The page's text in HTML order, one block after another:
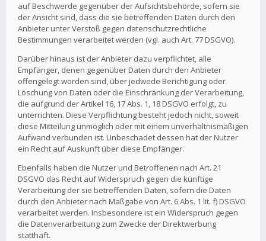
auf Beschwerde gegenüber der Aufsichtsbehörde, sofern sie
der Ansicht sind, dass die sie betreffenden Daten durch den
Anbieter unter Verstoß gegen datenschutzrechtliche
Bestimmungen verarbeitet werden (vgl. auch Art. 77 DSGVO).
Darüber hinaus ist der Anbieter dazu verpflichtet, alle
Empfänger, denen gegenüber Daten durch den Anbieter
offengelegt worden sind, über jedwede Berichtigung oder
Löschung von Daten oder die Einschränkung der Verarbeitung,
die aufgrund der Artikel 16, 17 Abs. 1, 18 DSGVO erfolgt, zu
unterrichten. Diese Verpflichtung besteht jedoch nicht, soweit
diese Mitteilung unmöglich oder mit einem unverhältnismäßigen
Aufwand verbunden ist. Unbeschadet dessen hat der Nutzer
ein Recht auf Auskunft über diese Empfänger.
Ebenfalls haben die Nutzer und Betroffenen nach Art. 21
DSGVO das Recht auf Widerspruch gegen die künftige
Verarbeitung der sie betreffenden Daten, sofern die Daten
durch den Anbieter nach Maßgabe von Art. 6 Abs. 1 lit. f) DSGVO
verarbeitet werden. Insbesondere ist ein Widerspruch gegen
die Datenverarbeitung zum Zwecke der Direktwerbung
statthaft.